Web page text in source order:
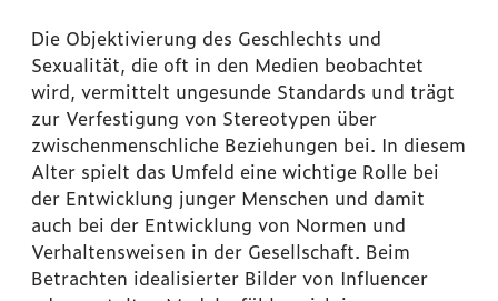
Die Objektivierung des Geschlechts und
Sexualität, die oft in den Medien beobachtet
wird, vermittelt ungesunde Standards und trägt
zur Verfestigung von Stereotypen über
zwischenmenschliche Beziehungen bei. In diesem
Alter spielt das Umfeld eine wichtige Rolle bei
der Entwicklung junger Menschen und damit
auch bei der Entwicklung von Normen und
Verhaltensweisen in der Gesellschaft. Beim
Betrachten idealisierter Bilder von Influencer